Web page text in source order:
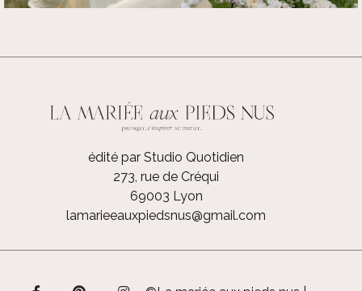
édité par Studio Quotidien
273, rue de Créqui
69003 Lyon
lamarieeauxpiedsnus@gmail.com